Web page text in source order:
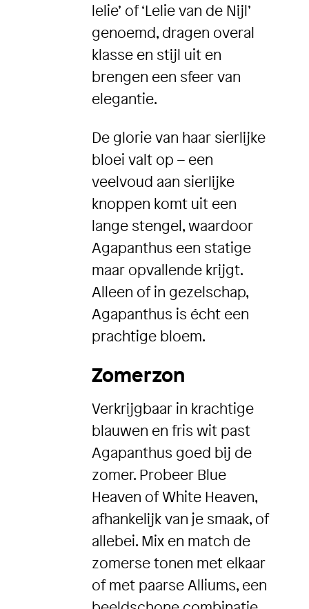
lelie’ of ‘Lelie van de Nijl’
genoemd, dragen overal
klasse en stijl uit en
brengen een sfeer van
elegantie.
De glorie van haar sierlijke
bloei valt op – een
veelvoud aan sierlijke
knoppen komt uit een
lange stengel, waardoor
Agapanthus een statige
maar opvallende krijgt.
Alleen of in gezelschap,
Agapanthus is écht een
prachtige bloem.
Zomerzon
Verkrijgbaar in krachtige
blauwen en fris wit past
Agapanthus goed bij de
zomer. Probeer Blue
Heaven of White Heaven,
afhankelijk van je smaak, of
allebei. Mix en match de
zomerse tonen met elkaar
of met paarse Alliums, een